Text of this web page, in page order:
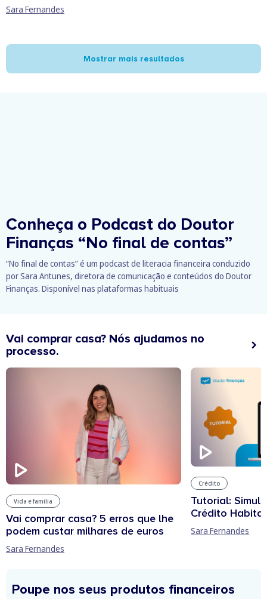
Sara Fernandes
Mostrar mais resultados
Conheça o Podcast do Doutor
Finanças “No final de contas”
“No final de contas” é um podcast de literacia financeira conduzido
por Sara Antunes, diretora de comunicação e conteúdos do Doutor
Finanças. Disponível nas plataformas habituais
Vai comprar casa? Nós ajudamos no
processo.
Vida e família
Vai comprar casa? 5 erros que lhe
podem custar milhares de euros
Sara Fernandes
Crédito
Tutorial:
Crédito
Sara Fernandes
Poupe nos seus produtos financeiros